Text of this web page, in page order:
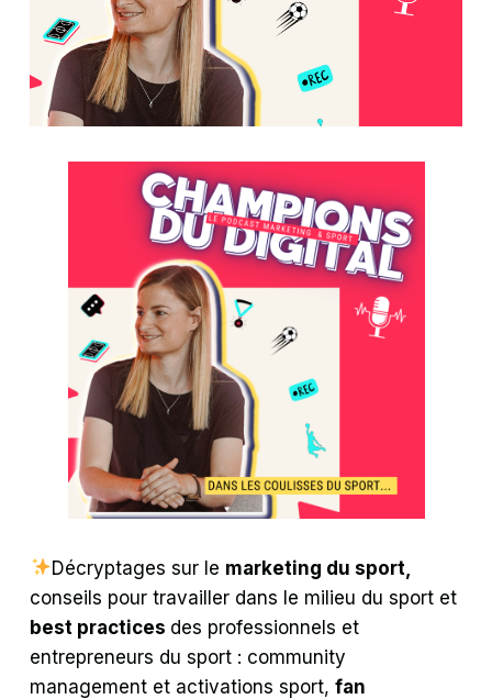
Décryptages sur le marketing du sport,
conseils pour travailler dans le milieu du sport et
best practices des professionnels et
entrepreneurs du sport : community
management et activations sport,fan